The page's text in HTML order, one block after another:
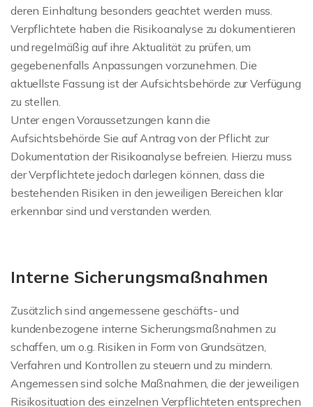
deren Einhaltung besonders geachtet werden muss.
Verpflichtete haben die Risikoanalyse zu dokumentieren
und regelmäßig auf ihre Aktualität zu prüfen, um
gegebenenfalls Anpassungen vorzunehmen. Die
aktuellste Fassung ist der Aufsichtsbehörde zur Verfügung
zu stellen.
Unter engen Voraussetzungen kann die
Aufsichtsbehörde Sie auf Antrag von der Pflicht zur
Dokumentation der Risikoanalyse befreien. Hierzu muss
der Verpflichtete jedoch darlegen können, dass die
bestehenden Risiken in den jeweiligen Bereichen klar
erkennbar sind und verstanden werden.
Interne Sicherungsmaßnahmen
Zusätzlich sind angemessene geschäfts- und
kundenbezogene interne Sicherungsmaßnahmen zu
schaffen, um o.g. Risiken in Form von Grundsätzen,
Verfahren und Kontrollen zu steuern und zu mindern.
Angemessen sind solche Maßnahmen, die der jeweiligen
Risikosituation des einzelnen Verpflichteten entsprechen